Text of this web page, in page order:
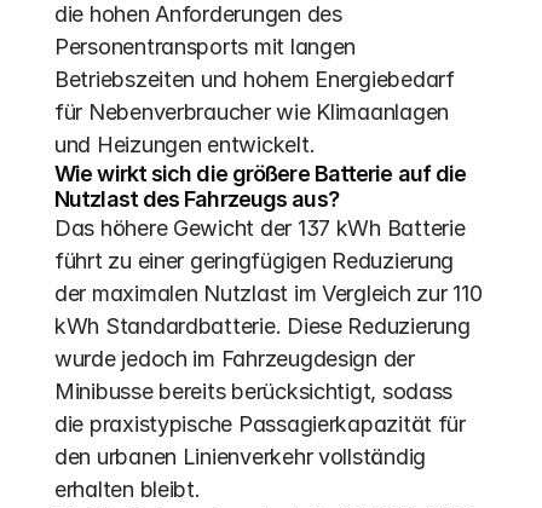
die hohen Anforderungen des
Personentransports mit langen
Betriebszeiten und hohem Energiebedarf
für Nebenverbraucher wie Klimaanlagen
und Heizungen entwickelt.
Wie wirkt sich die größere Batterie auf die
Nutzlast des Fahrzeugs aus?
Das höhere Gewicht der 137 kWh Batterie
führt zu einer geringfügigen Reduzierung
der maximalen Nutzlast im Vergleich zur 110
kWh Standardbatterie. Diese Reduzierung
wurde jedoch im Fahrzeugdesign der
Minibusse bereits berücksichtigt, sodass
die praxistypische Passagierkapazität für
den urbanen Linienverkehr vollständig
erhalten bleibt.